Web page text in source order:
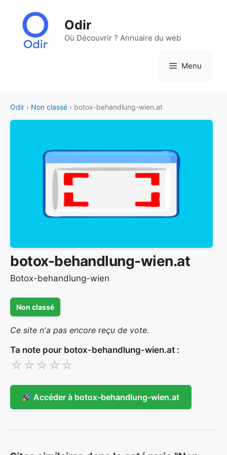
contenu
Odir
Où Découvrir ? Annuaire du web
Menu
Odir › Non classé › botox-behandlung-wien.at
botox-behandlung-wien.at
Botox-behandlung-wien
Non classé
Ce site n'a pas encore reçu de vote.
Ta note pour botox-behandlung-wien.at :
☆ ☆ ☆ ☆ ☆
Accéder à botox-behandlung-wien.at